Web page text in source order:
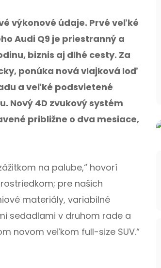
výkonové údaje. Prvé veľké
Audi Q9 je priestranný a
biznis aj dlhé cesty. Za
ponúka nová vlajková loď
a veľké podsvietené
Nový 4D zvukový systém
približne o dva mesiace,
na palube,“ hovorí
pre našich
materiály, variabilné
sedadlami v druhom rade a
novom veľkom full-size SUV.“